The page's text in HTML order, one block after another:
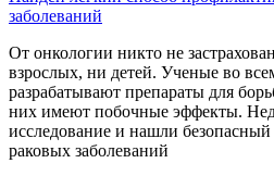
заболеваний
От онкологии никто не
взрослых, ни детей. Ученые во
разрабатывают препараты для
них имеют побочные эффекты.
исследование и нашли
раковых заболеваний